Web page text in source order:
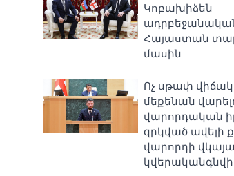
Կոբախիձեն
Հայաստան
մասին
Ոչ սթափ
մեքենան
վարորդական
զրկված ավելի
վարորդի
կվերականգնվի